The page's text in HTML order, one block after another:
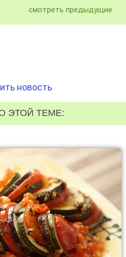
смотреть предыдущие
новость
ЭТОЙ ТЕМЕ: